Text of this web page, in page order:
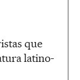
que
latino-